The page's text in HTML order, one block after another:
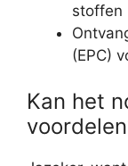
stoffen
(EPC)
Kan het